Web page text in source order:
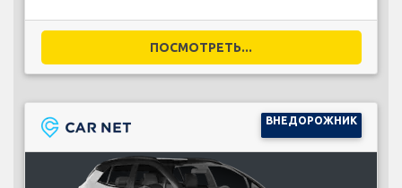
ПОСМОТРЕТЬ...
ВНЕДОРОЖНИК